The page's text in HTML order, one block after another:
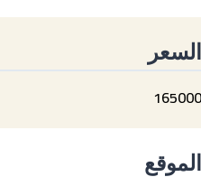
السعر
165000
الموقع